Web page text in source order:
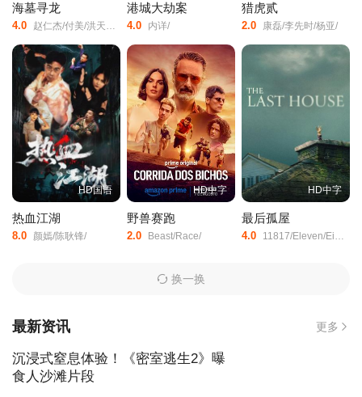
海墓寻龙
4.0 赵仁杰/付美/洪天照/张晶/振宇/
港城大劫案
4.0 内详/
猎虎贰
2.0 康磊/李先时/杨亚/
HD国语
热血江湖
8.0 颜嫣/陈耿锋/
HD中字
野兽赛跑
2.0 Beast/Race/
HD中字
最后孤屋
4.0 11817/Eleven/Eight/One/Seven/
换一换
最新资讯 更多
沉浸式窒息体验！《密室逃生2》曝
食人沙滩片段